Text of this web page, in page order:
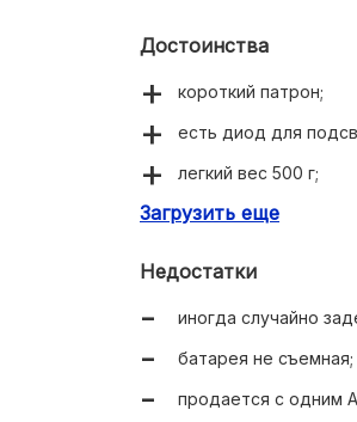
Достоинства
короткий патрон;
есть диод для
легкий вес 500 г;
широкий курок.
Загрузить еще
Недостатки
иногда случайно
батарея не съемная;
продается с одним